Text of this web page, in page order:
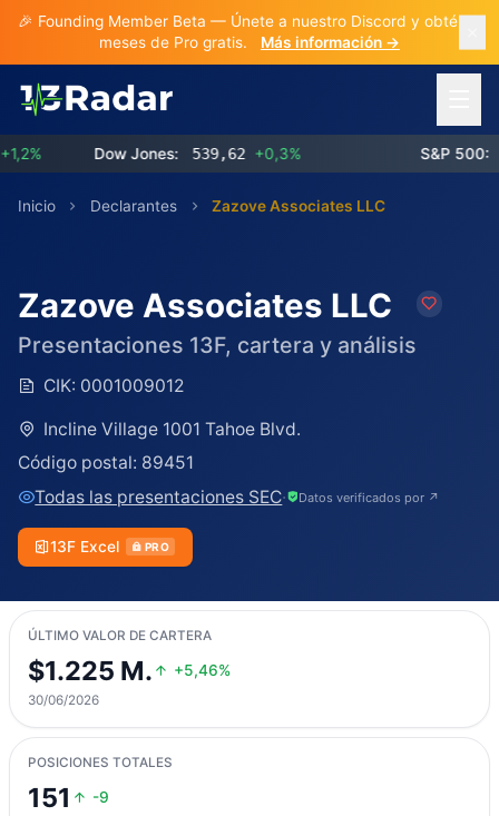
🎉 Founding Member Beta — Únete a nuestro Discord y obtén 3
meses de Pro gratis.
Más información →
Dow Jones: 539,62 +0,3% S&P 500:
Inicio Declarantes Zazove Associates LLC
Zazove Associates LLC
Presentaciones 13F, cartera y análisis
CIK: 0001009012
Incline Village 1001 Tahoe Blvd.
Código postal: 89451
Todas las presentaciones SEC· Datos verificados por ↗
13F Excel PRO
ÚLTIMO VALOR DE CARTERA
$1.225 M. +5,46%
30/06/2026
POSICIONES TOTALES
151 -9